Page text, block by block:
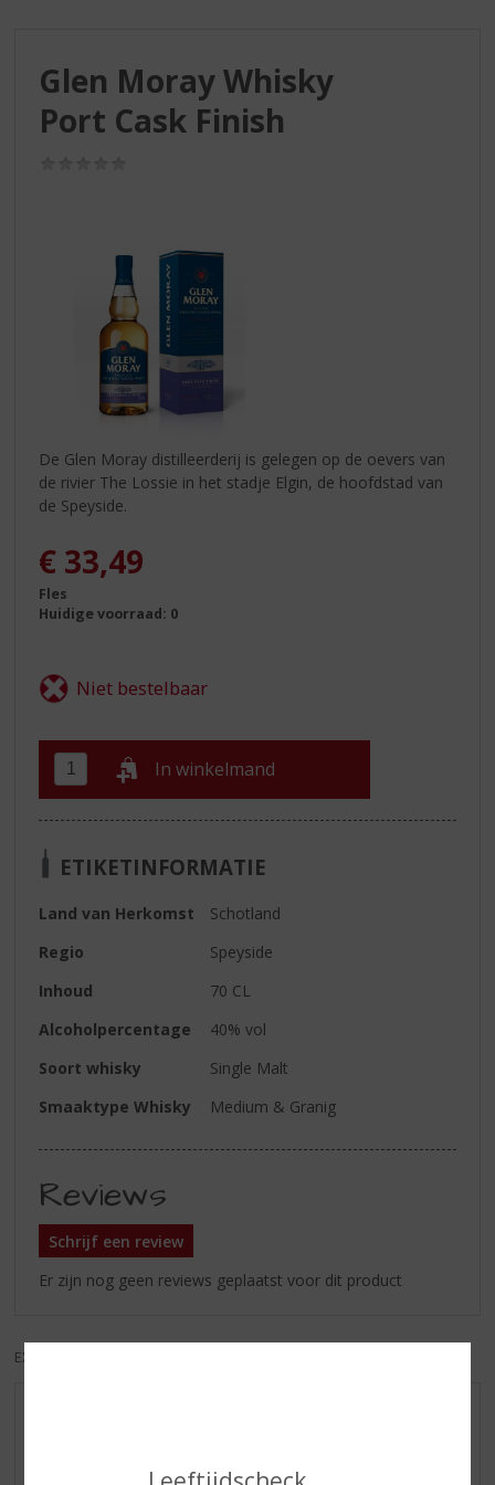
Glen Moray Whisky
Port Cask Finish
De Glen Moray distilleerderij is gelegen op de oevers van
de rivier The Lossie in het stadje Elgin, de hoofdstad van
de Speyside.
€ 33,49
Fles
Huidige voorraad: 0
In winkelmand
ETIKETINFORMATIE
Land van Herkomst
Schotland
Regio
Speyside
Inhoud
70 CL
Alcoholpercentage
40% vol
Soort whisky
Single Malt
Smaaktype Whisky
Medium & Granig
Reviews
Schrijf een review
Er zijn nog geen reviews geplaatst voor dit product
EXCL. BTW